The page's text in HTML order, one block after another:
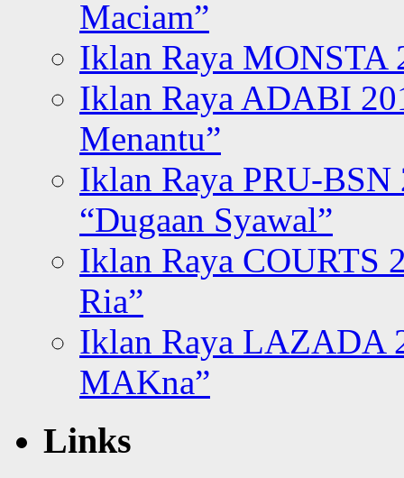
Maciam”
Iklan Raya MONSTA
Iklan Raya ADABI
Menantu”
Iklan Raya PRU-BSN
“Dugaan Syawal”
Iklan Raya COURTS
Ria”
Iklan Raya LAZADA
MAKna”
Links